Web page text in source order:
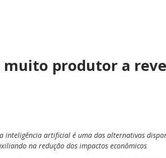
muito produtor a
inteligência artificial é uma das alternativas
na redução dos impactos econômicos